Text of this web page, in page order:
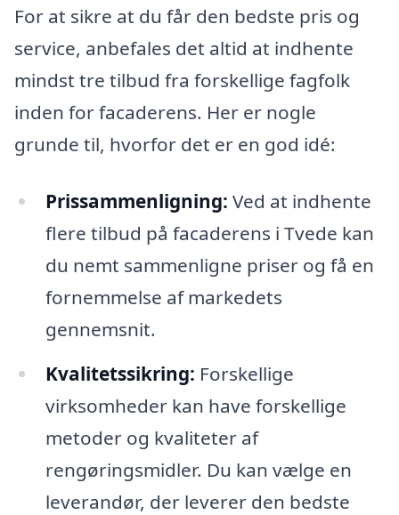
For at sikre at du får den bedste pris og
service, anbefales det altid at indhente
mindst tre tilbud fra forskellige fagfolk
inden for facaderens. Her er nogle
grunde til, hvorfor det er en god idé:
Prissammenligning: Ved at indhente
flere tilbud på facaderens i Tvede kan
du nemt sammenligne priser og få en
fornemmelse af markedets
gennemsnit.
Kvalitetssikring: Forskellige
virksomheder kan have forskellige
metoder og kvaliteter af
rengøringsmidler. Du kan vælge en
leverandør, der leverer den bedste